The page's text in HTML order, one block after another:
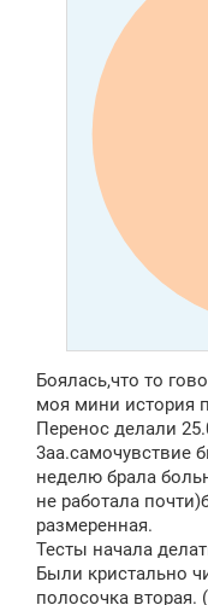
Боялась,что то
моя мини история
Перенос делали
3аа.самочувствие
неделю брала
не работала
размеренная.
Тесты начала
Были кристально
полосочка вторая.